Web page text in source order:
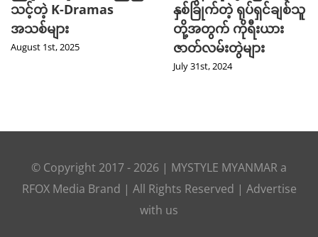
သင့်တဲ့ K-Dramas
အသစ်များ
August 1st, 2025
နှစ်ခြိုက်တဲ့ ရုပ်ရှင်ချစ်သူ
တို့အတွက် ကိုရီးယား
ဇာတ်လမ်းတွဲများ
July 31st, 2024
© Copyright 2017 - 2026 | MYSTYLE MYANMAR a
RFOX Media Brand | All Rights Reserved | Advertise
with us